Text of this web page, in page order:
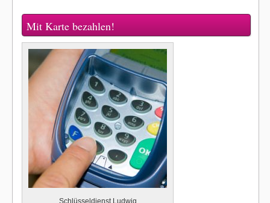
Mit Karte bezahlen!
Schlüsseldienst Ludwig